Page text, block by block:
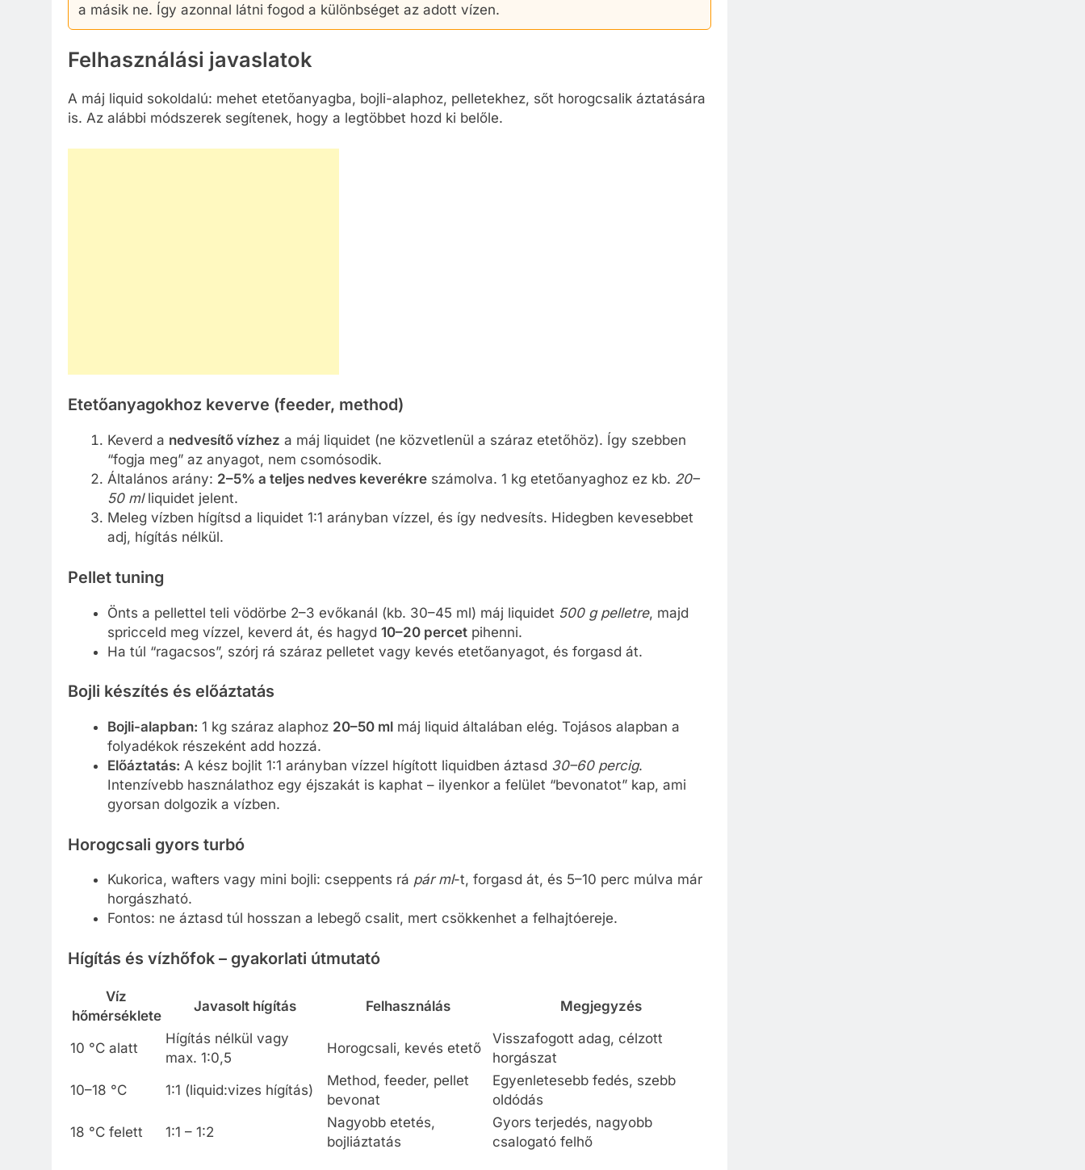
a másik ne. Így azonnal látni fogod a különbséget az adott vízen.
Felhasználási javaslatok
A máj liquid sokoldalú: mehet etetőanyagba, bojli-alaphoz, pelletekhez, sőt horogcsalik áztatására
is. Az alábbi módszerek segítenek, hogy a legtöbbet hozd ki belőle.
Etetőanyagokhoz keverve (feeder, method)
Keverd a nedvesítő vízhez a máj liquidet (ne közvetlenül a száraz etetőhöz). Így szebben
“fogja meg” az anyagot, nem csomósodik.
Általános arány: 2–5% a teljes nedves keverékreszámolva. 1 kg etetőanyaghoz ez kb. 20–
50 mlliquidet jelent.
Meleg vízben hígítsd a liquidet 1:1 arányban vízzel, és így nedvesíts. Hidegben kevesebbet
adj, hígítás nélkül.
Pellet tuning
Önts a pellettel teli vödörbe 2–3 evőkanál (kb. 30–45 ml) máj liquidet 500 g pelletre, majd
spricceld meg vízzel, keverd át, és hagyd 10–20 percetpihenni.
Ha túl “ragacsos”, szórj rá száraz pelletet vagy kevés etetőanyagot, és forgasd át.
Bojli készítés és előáztatás
Bojli-alapban: 1 kg száraz alaphoz 20–50 mlmáj liquid általában elég. Tojásos alapban a
folyadékok részeként add hozzá.
Előáztatás: A kész bojlit 1:1 arányban vízzel hígított liquidben áztasd 30–60 percig.
Intenzívebb használathoz egy éjszakát is kaphat – ilyenkor a felület “bevonatot” kap, ami
gyorsan dolgozik a vízben.
Horogcsali gyors turbó
Kukorica, wafters vagy mini bojli: cseppents rá pár ml-t, forgasd át, és 5–10 perc múlva már
horgászható.
Fontos: ne áztasd túl hosszan a lebegő csalit, mert csökkenhet a felhajtóereje.
Hígítás és vízhőfok – gyakorlati útmutató
Víz
hőmérséklete
Javasolt hígítás Felhasználás Megjegyzés
10 °C alatt
Hígítás nélkül vagy
max. 1:0,5
Horogcsali, kevés etető
Visszafogott adag, célzott
horgászat
10–18 °C
1:1 (liquid:vizes hígítás)
Method, feeder, pellet
bevonat
Egyenletesebb fedés, szebb
oldódás
18 °C felett
1:1 – 1:2
Nagyobb etetés,
bojliáztatás
Gyors terjedés, nagyobb
csalogató felhő